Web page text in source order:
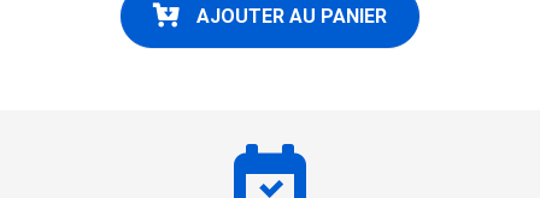
AJOUTER AU PANIER